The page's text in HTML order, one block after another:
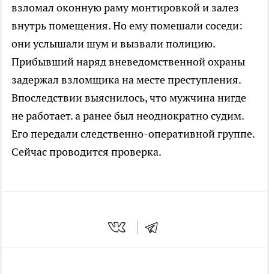
взломал оконную раму монтировкой и залез
внутрь помещения. Но ему помешали соседи:
они услышали шум и вызвали полицию.
Прибывший наряд вневедомственной охраны
задержал взломщика на месте преступления.
Впоследствии выяснилось, что мужчина нигде
не работает. а ранее был неоднократно судим.
Его передали следственно-оперативной группе.
Сейчас проводится проверка.